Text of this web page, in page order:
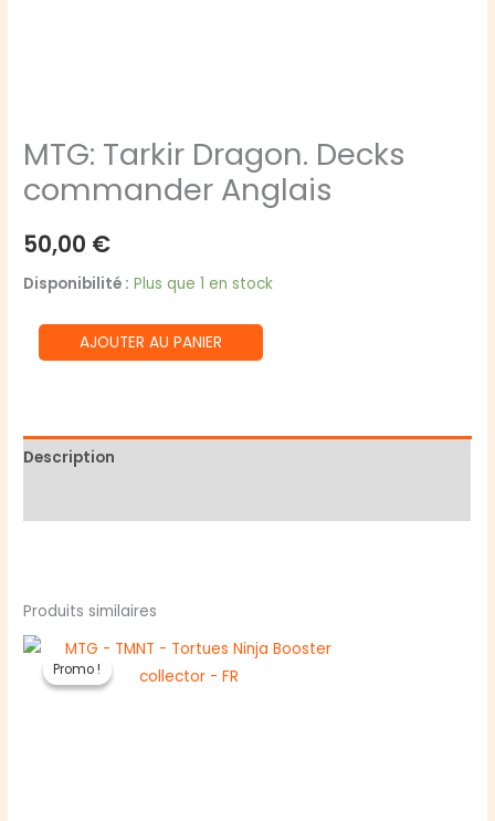
MTG: Tarkir Dragon. Decks
commander Anglais
50,00 €
Disponibilité : Plus que 1 en stock
quantité
de
Dragon.
AJOUTER AU PANIER
Description
Produits similaires
Promo !
Promo !